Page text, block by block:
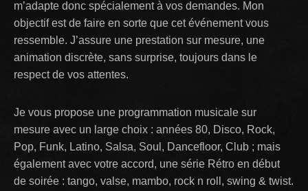
m’adapte donc spécialement à vos demandes. Mon
objectif est de faire en sorte que cet événement vous
ressemble. J’assure une prestation sur mesure, une
animation discrète, sans surprise, toujours dans le
respect de vos attentes.
Je vous propose une programmation musicale sur
mesure avec un large choix : années 80, Disco, Rock,
Pop, Funk, Latino, Salsa, Soul, Dancefloor, Club ; mais
également avec votre accord, une série Rétro en début
de soirée : tango, valse, mambo, rock n roll, swing & twist.